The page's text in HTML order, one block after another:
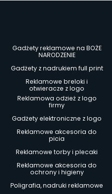
Gadżety reklamowe na BOŻE
NARODZENIE
Gadżety z nadrukiem full print
Reklamowe breloki i
otwieracze z logo
Reklamowa odzież z logo
firmy
Gadżety elektroniczne z logo
Reklamowe akcesoria do
picia
Reklamowe torby i plecaki
Reklamowe akcesoria do
ochrony i higieny
Poligrafia, nadruki reklamowe